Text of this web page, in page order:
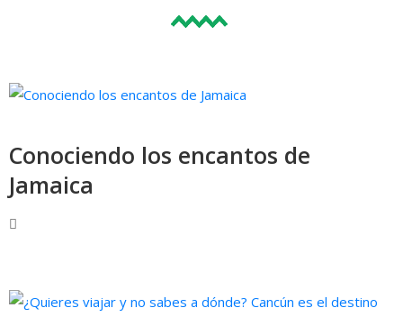
Conociendo los encantos de
Jamaica